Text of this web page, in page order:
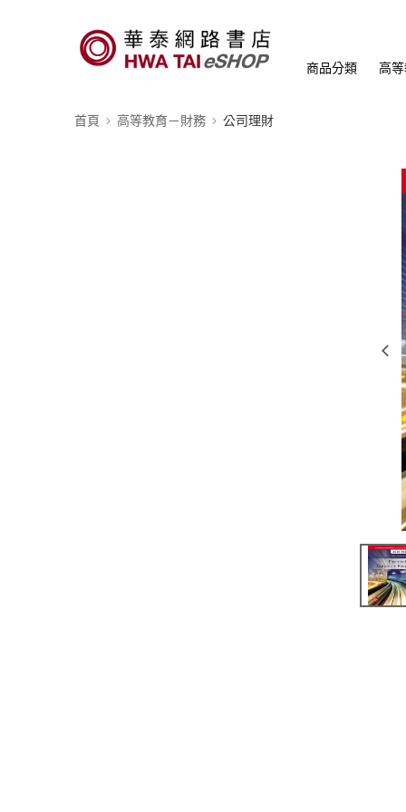
商品分類 高
首頁 高等教育－財務 公司理財